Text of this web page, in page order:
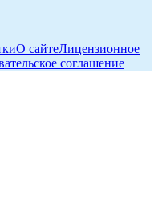
О сайтеЛицензионное
соглашение